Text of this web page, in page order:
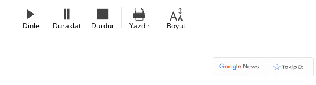
Dinle Duraklat Durdur Yazdır Boyut